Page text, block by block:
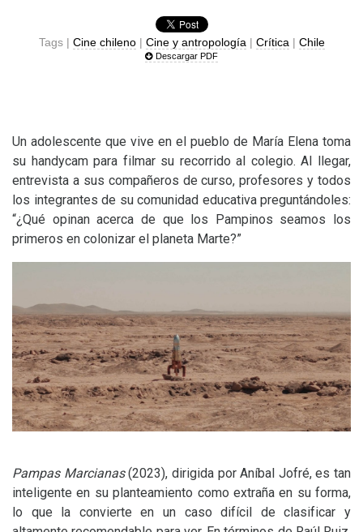
Tags | Cine chileno| Cine y antropología | Crítica | Chile
Descargar PDF
Un adolescente que vive en el pueblo de María Elena toma
su handycam para filmar su recorrido al colegio. Al llegar,
entrevista a sus compañeros de curso, profesores y todos
los integrantes de su comunidad educativa preguntándoles:
“¿Qué opinan acerca de que los Pampinos seamos los
primeros en colonizar el planeta Marte?”
Pampas Marcianas(2023), dirigida por Aníbal Jofré, es tan
inteligente en su planteamiento como extraña en su forma,
lo que la convierte en un caso difícil de clasificar y